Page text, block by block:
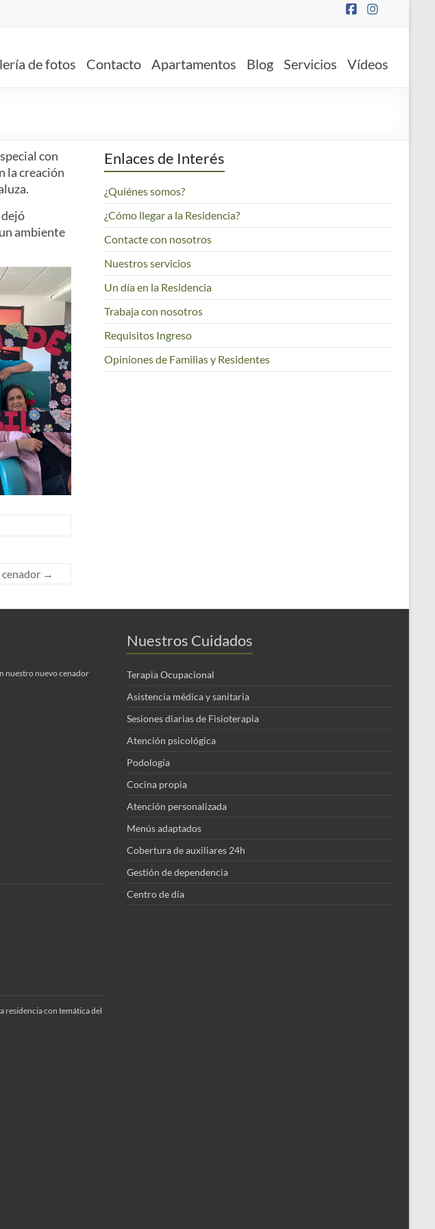
de fotos Contacto Apartamentos Blog Servicios Vídeos
con
la creación
ambiente
cenador →
Enlaces de Interés
¿Quiénes somos?
¿Cómo llegar a la Residencia?
Contacte con nosotros
Nuestros servicios
Un día en la Residencia
Trabaja con nosotros
Requisitos Ingreso
Opiniones de Familias y Residentes
nuestro nuevo cenador
residencia con temática del
Nuestros Cuidados
Terapia Ocupacional
Asistencia médica y sanitaria
Sesiones diarias de Fisioterapia
Atención psicológica
Podología
Cocina propia
Atención personalizada
Menús adaptados
Cobertura de auxiliares 24h
Gestión de dependencia
Centro de día